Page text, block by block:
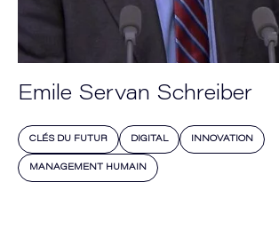
Emile Servan Schreiber
CLÉS DU FUTUR DIGITAL INNOVATION
MANAGEMENT HUMAIN